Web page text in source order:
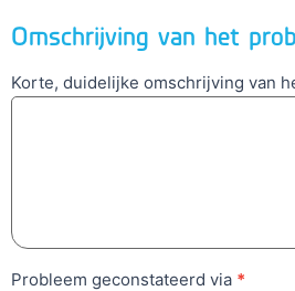
Omschrijving van het
Korte, duidelijke omschrijving van
Probleem geconstateerd via *